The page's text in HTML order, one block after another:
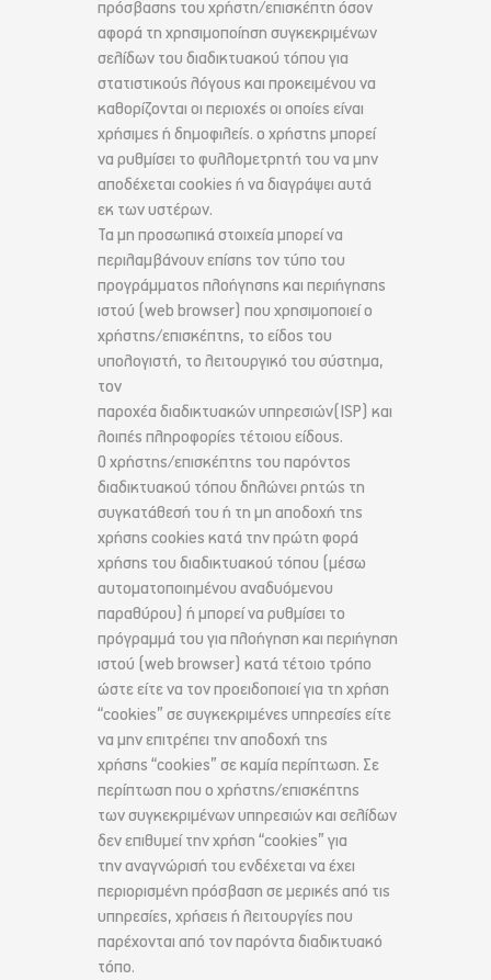
πρόσβασης του χρήστη/επισκέπτη όσον
αφορά τη χρησιμοποίηση συγκεκριμένων
σελίδων του διαδικτυακού τόπου για
στατιστικούς λόγους και προκειμένου να
καθορίζονται οι περιοχές οι οποίες είναι
χρήσιμες ή δημοφιλείς. ο χρήστης μπορεί
να ρυθμίσει το φυλλομετρητή του να μην
αποδέχεται cookies ή να διαγράψει αυτά
εκ των υστέρων.
Τα μη προσωπικά στοιχεία μπορεί να
περιλαμβάνουν επίσης τον τύπο του
προγράμματος πλοήγησης και περιήγησης
ιστού (web browser) που χρησιμοποιεί ο
χρήστης/επισκέπτης, το είδος του
υπολογιστή, το λειτουργικό του σύστημα,
τον
παροχέα διαδικτυακών υπηρεσιών(ISP) και
λοιπές πληροφορίες τέτοιου είδους.
Ο χρήστης/επισκέπτης του παρόντος
διαδικτυακού τόπου δηλώνει ρητώς τη
συγκατάθεσή του ή τη μη αποδοχή της
χρήσης cookies κατά την πρώτη φορά
χρήσης του διαδικτυακού τόπου (μέσω
αυτοματοποιημένου αναδυόμενου
παραθύρου) ή μπορεί να ρυθμίσει το
πρόγραμμά του για πλοήγηση και περιήγηση
ιστού (web browser) κατά τέτοιο τρόπο
ώστε είτε να τον προειδοποιεί για τη χρήση
“cookies” σε συγκεκριμένες υπηρεσίες είτε
να μην επιτρέπει την αποδοχή της
χρήσης “cookies” σε καμία περίπτωση. Σε
περίπτωση που ο χρήστης/επισκέπτης
των συγκεκριμένων υπηρεσιών και σελίδων
δεν επιθυμεί την χρήση “cookies” για
την αναγνώρισή του ενδέχεται να έχει
περιορισμένη πρόσβαση σε μερικές από τις
υπηρεσίες, χρήσεις ή λειτουργίες που
παρέχονται από τον παρόντα διαδικτυακό
τόπο.